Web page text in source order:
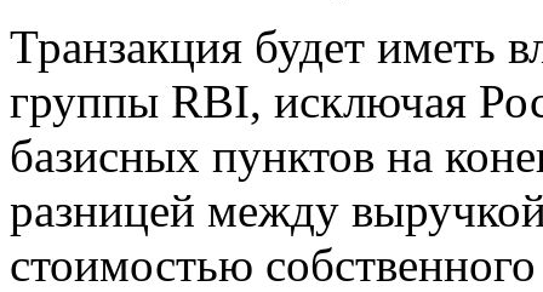
Транзакция будет иметь
группы RBI, исключая
базисных пунктов на
разницей между
стоимостью